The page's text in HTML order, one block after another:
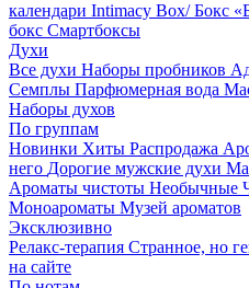
календари Intimacy Box/ Бокс
бокс Смартбоксы
Духи
Все духи Наборы пробников
Семплы Парфюмерная вода
Наборы духов
По группам
Новинки Хиты Распродажа
него Дорогие мужские духи
Ароматы чистоты Необычные
Моноароматы Музей ароматов
Эксклюзивно
Релакс-терапия Странное, но
на сайте